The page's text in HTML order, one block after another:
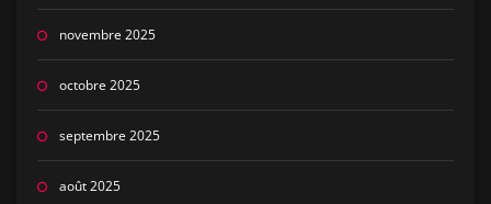
novembre 2025
octobre 2025
septembre 2025
août 2025